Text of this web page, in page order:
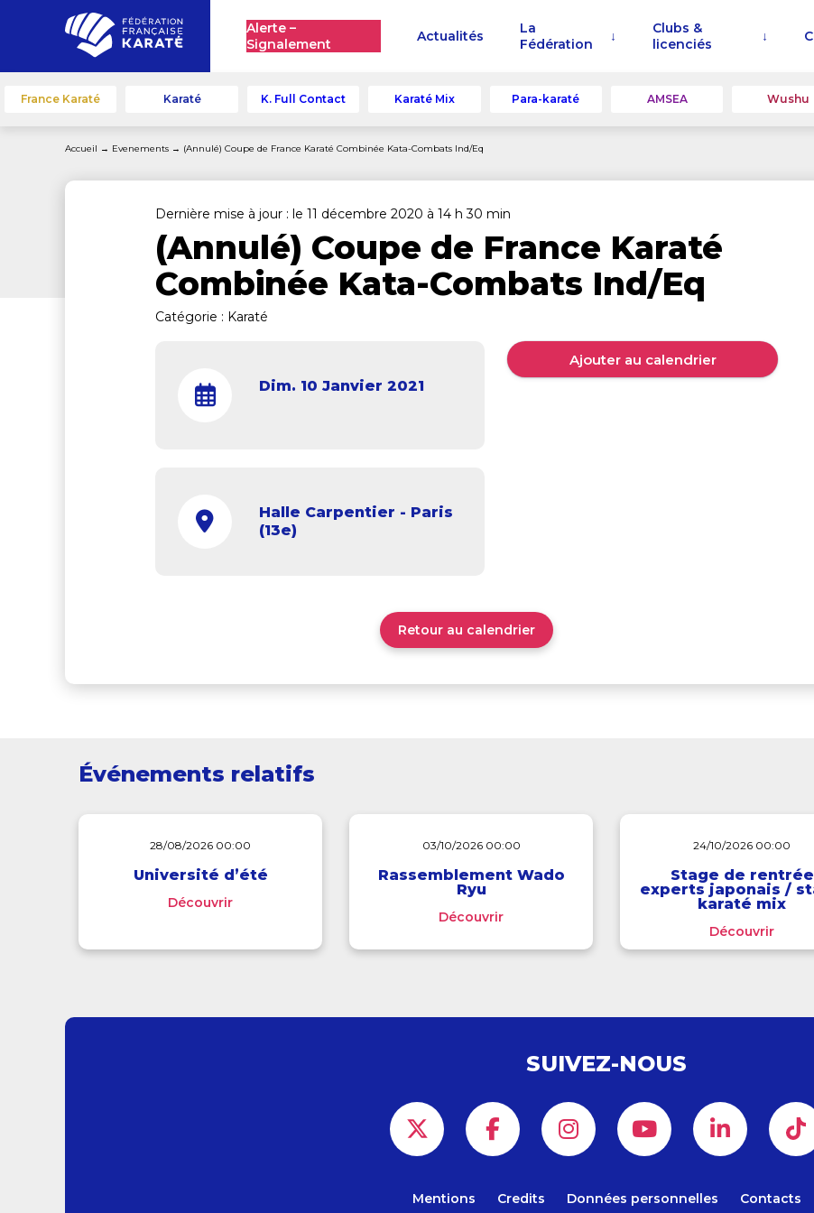
Alerte –
Signalement
Actualités
La
Fédération
Clubs &
licenciés
France Karaté Karaté K. Full Contact Karaté Mix Para-karaté AMSEA Wushu
Accueil → Evenements → (Annulé) Coupe de France Karaté Combinée Kata-Combats Ind/Eq
Dernière mise à jour : le 11 décembre 2020 à 14 h 30 min
(Annulé) Coupe de France Karaté
Combinée Kata-Combats Ind/Eq
Catégorie : Karaté
Dim. 10 Janvier 2021
Halle Carpentier - Paris
(13e)
Ajouter au calendrier
Retour au calendrier
Événements relatifs
28/08/2026 00:00
Université d’été
Découvrir
03/10/2026 00:00
Rassemblement Wado
Ryu
Découvrir
24/10/2026 00:00
Stage de rentrée
experts japonais /
karaté mix
Découvrir
SUIVEZ-NOUS
Mentions Credits Données personnelles Contacts